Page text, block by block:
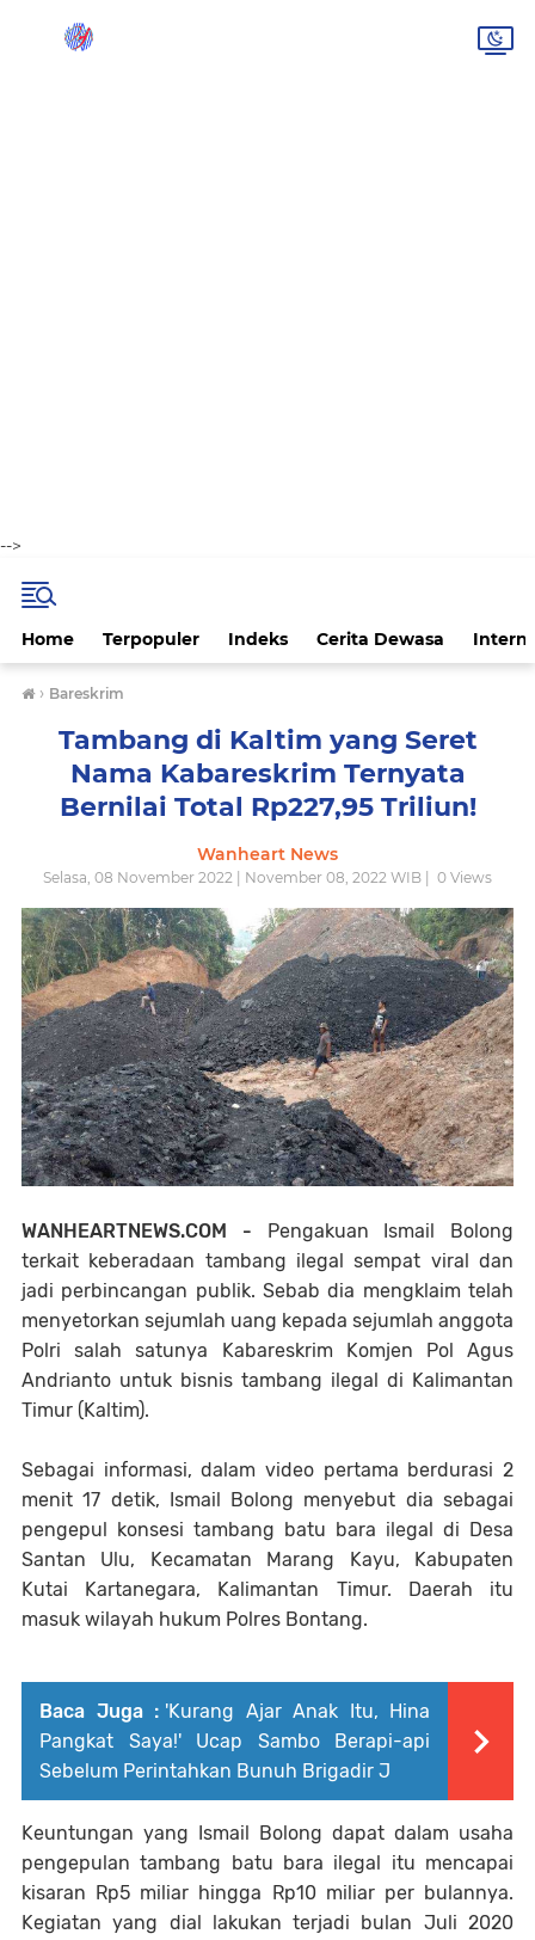
-->
Home Terpopuler Indeks Cerita Dewasa
› Bareskrim
Tambang di Kaltim yang Seret
Nama Kabareskrim Ternyata
Bernilai Total Rp227,95 Triliun!
Wanheart News
Selasa, 08 November 2022 | November 08, 2022 WIB | 0 Views
WANHEARTNEWS.COM - Pengakuan Ismail Bolong
terkait keberadaan tambang ilegal sempat viral dan
jadi perbincangan publik. Sebab dia mengklaim telah
menyetorkan sejumlah uang kepada sejumlah anggota
Polri salah satunya Kabareskrim Komjen Pol Agus
Andrianto untuk bisnis tambang ilegal di Kalimantan
Timur (Kaltim).
Sebagai informasi, dalam video pertama berdurasi 2
menit 17 detik, Ismail Bolong menyebut dia sebagai
pengepul konsesi tambang batu bara ilegal di Desa
Santan Ulu, Kecamatan Marang Kayu, Kabupaten
Kutai Kartanegara, Kalimantan Timur. Daerah itu
masuk wilayah hukum Polres Bontang.
Baca Juga : 'Kurang Ajar Anak Itu, Hina
Pangkat Saya!' Ucap Sambo Berapi-api
Sebelum Perintahkan Bunuh Brigadir J
Keuntungan yang Ismail Bolong dapat dalam usaha
pengepulan tambang batu bara ilegal itu mencapai
kisaran Rp5 miliar hingga Rp10 miliar per bulannya.
Kegiatan yang dial lakukan terjadi bulan Juli 2020